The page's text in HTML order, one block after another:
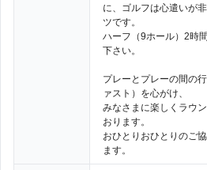
に、ゴルフは心遣いが
ツです。
ハーフ（9ホール）2時
下さい。
プレーとプレーの間の
ァスト）を心がけ、
みなさまに楽しくラウ
おります。
おひとりおひとりのご
ます。